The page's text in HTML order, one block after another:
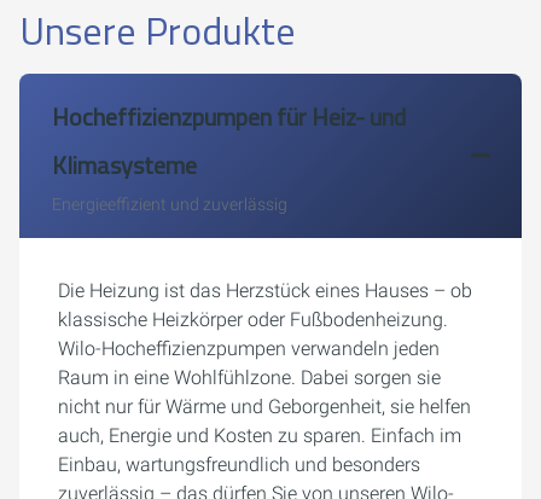
Unsere Produkte
Hocheffizienzpumpen für Heiz- und
Klimasysteme
Energieeffizient und zuverlässig
Die Heizung ist das Herzstück eines Hauses – ob
klassische Heizkörper oder Fußbodenheizung.
Wilo-Hocheffizienzpumpen verwandeln jeden
Raum in eine Wohlfühlzone. Dabei sorgen sie
nicht nur für Wärme und Geborgenheit, sie helfen
auch, Energie und Kosten zu sparen. Einfach im
Einbau, wartungsfreundlich und besonders
zuverlässig – das dürfen Sie von unseren Wilo-